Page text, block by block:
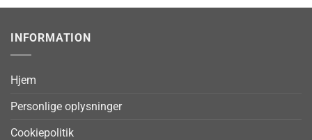
INFORMATION
Hjem
Personlige oplysninger
Cookiepolitik